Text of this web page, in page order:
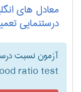
معادل های
درستنمایی
آزمون نسبت
ratio test